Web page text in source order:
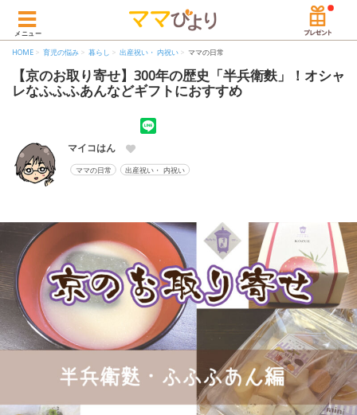
メニュー
HOME 育児の悩み 暮らし 出産祝い・ 内祝い ママの日常
【京のお取り寄せ】300年の歴史「半兵衛麩」！オシャ
レなふふふあんなどギフトにおすすめ
マイコはん
ママの日常 出産祝い・ 内祝い